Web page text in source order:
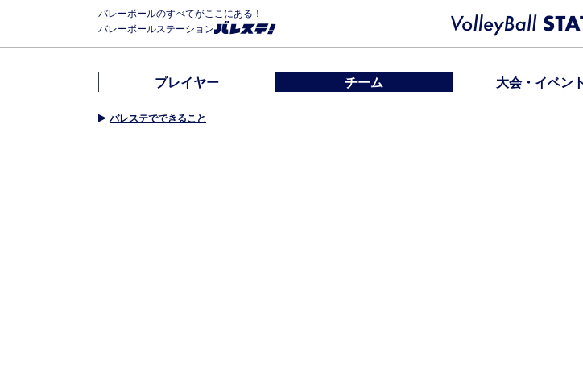
バレーボールのすべてがここにある！
バレーボールステーション
プレイヤー チーム 大会・イベント
バレステでできること